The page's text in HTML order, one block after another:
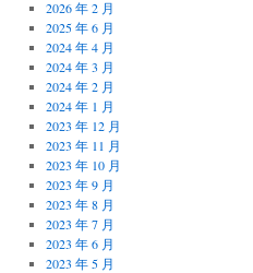
2026 年 2 月
2025 年 6 月
2024 年 4 月
2024 年 3 月
2024 年 2 月
2024 年 1 月
2023 年 12 月
2023 年 11 月
2023 年 10 月
2023 年 9 月
2023 年 8 月
2023 年 7 月
2023 年 6 月
2023 年 5 月